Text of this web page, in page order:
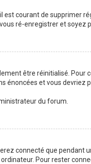
est courant de supprimer
ré-enregistrer et soyez
être réinitialisé. Pour
énoncées et vous devriez
du forum.
connecté que pendant
Pour rester